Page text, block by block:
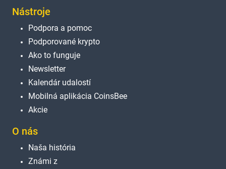
Nástroje
Podpora a pomoc
Podporované krypto
Ako to funguje
Newsletter
Kalendár udalostí
Mobilná aplikácia CoinsBee
Akcie
O nás
Naša história
Známi z